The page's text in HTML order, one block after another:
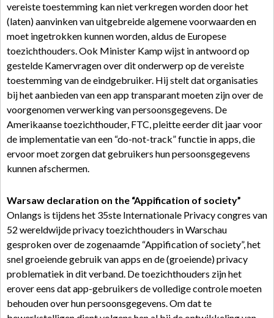
vereiste toestemming kan niet verkregen worden door het
(laten) aanvinken van uitgebreide algemene voorwaarden en
moet ingetrokken kunnen worden, aldus de Europese
toezichthouders. Ook Minister Kamp wijst in antwoord op
gestelde Kamervragen over dit onderwerp op de vereiste
toestemming van de eindgebruiker. Hij stelt dat organisaties
bij het aanbieden van een app transparant moeten zijn over de
voorgenomen verwerking van persoonsgegevens. De
Amerikaanse toezichthouder, FTC, pleitte eerder dit jaar voor
de implementatie van een “do-not-track” functie in apps, die
ervoor moet zorgen dat gebruikers hun persoonsgegevens
kunnen afschermen.
Warsaw declaration on the “Appification of society”
Onlangs is tijdens het 35ste Internationale Privacy congres van
52 wereldwijde privacy toezichthouders in Warschau
gesproken over de zogenaamde “Appification of society”, het
snel groeiende gebruik van apps en de (groeiende) privacy
problematiek in dit verband. De toezichthouders zijn het
erover eens dat app-gebruikers de volledige controle moeten
behouden over hun persoonsgegevens. Om dat te